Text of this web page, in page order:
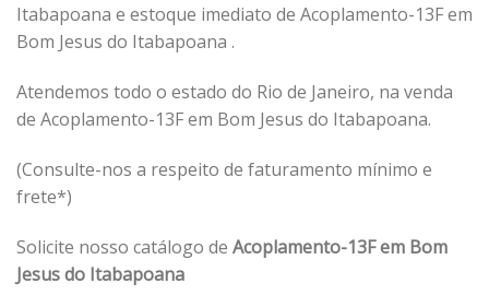
Itabapoana e estoque imediato de Acoplamento-13F em
Bom Jesus do Itabapoana .
Atendemos todo o estado do Rio de Janeiro, na venda
de Acoplamento-13F em Bom Jesus do Itabapoana.
(Consulte-nos a respeito de faturamento mínimo e
frete*)
Solicite nosso catálogo de Acoplamento-13F em Bom
Jesus do Itabapoana